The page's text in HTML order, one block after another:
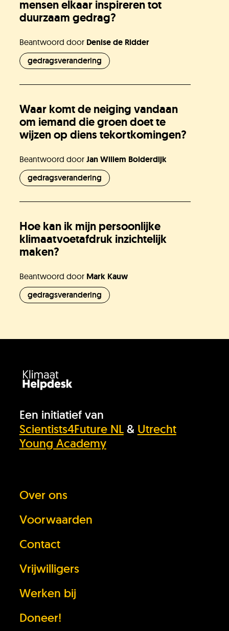
mensen elkaar inspireren tot
duurzaam gedrag?
Beantwoord door Denise de Ridder
gedragsverandering
Waar komt de neiging vandaan
om iemand die groen doet te
wijzen op diens tekortkomingen?
Beantwoord door Jan Willem Bolderdijk
gedragsverandering
Hoe kan ik mijn persoonlijke
klimaatvoetafdruk inzichtelijk
maken?
Beantwoord door Mark Kauw
gedragsverandering
Een initiatief van
Scientists4Future NL& Utrecht
Young Academy
Over ons
Voorwaarden
Contact
Vrijwilligers
Werken bij
Doneer!